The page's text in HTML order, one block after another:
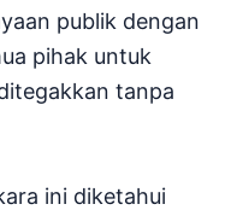
publik dengan
pihak untuk
tanpa
ini diketahui